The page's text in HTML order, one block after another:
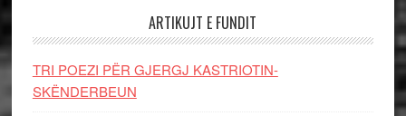
ARTIKUJT E FUNDIT
TRI POEZI PËR GJERGJ KASTRIOTIN-
SKËNDERBEUN